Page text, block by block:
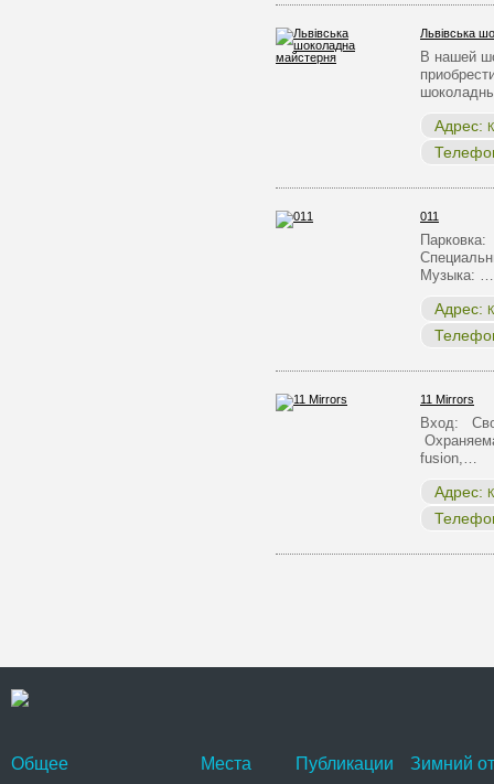
Львівська
В нашей
Адрес:
011
Музыка: …
Адрес:
11 Mirrors
Вход:
fusion,…
Адрес:
Общее Места Публикации Зимний